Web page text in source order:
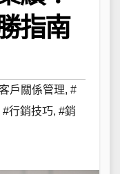
指南
戶關係管理, #
#行銷技巧, #銷